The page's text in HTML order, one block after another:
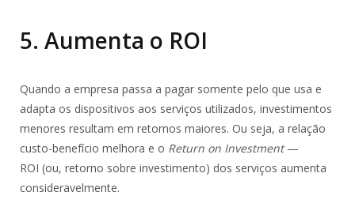
5. Aumenta o ROI
Quando a empresa passa a pagar somente pelo que usa e
adapta os dispositivos aos serviços utilizados, investimentos
menores resultam em retornos maiores. Ou seja, a relação
custo-benefício melhora e o Return on Investment—
ROI (ou, retorno sobre investimento) dos serviços aumenta
consideravelmente.